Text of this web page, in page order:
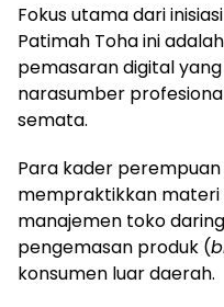
Fokus utama dari
Patimah Toha ini
pemasaran digital
narasumber
semata.
Para kader
mempraktikkan materi
manajemen toko
pengemasan produk (
konsumen luar daerah.